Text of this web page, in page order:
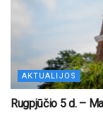
AKTUALIJOS
Rugpjūčio 5 d. –